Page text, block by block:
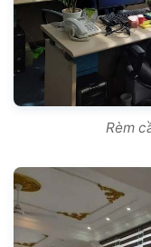
Rèm